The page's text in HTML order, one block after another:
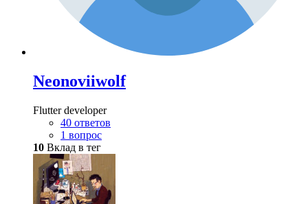
Neonoviiwolf
Flutter developer
40 ответов
1 вопрос
10 Вклад в тег